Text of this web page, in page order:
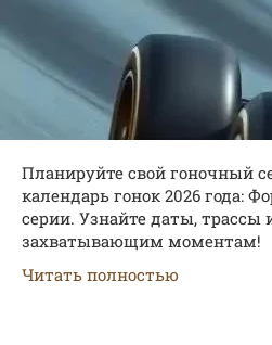
Планируйте свой гоночный
календарь гонок 2026 года:
серии. Узнайте даты, трассы
захватывающим моментам!
Читать полностью